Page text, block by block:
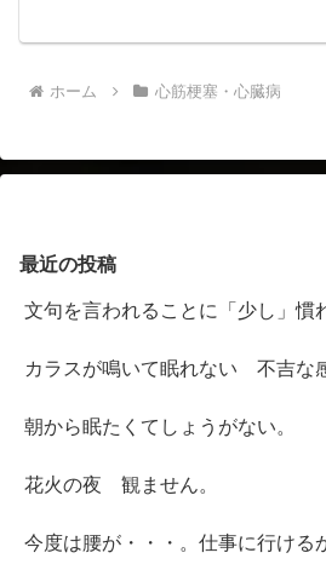
ホーム 心筋梗塞・心臓病
最近の投稿
文句を言われることに「少し」慣
カラスが鳴いて眠れない 不吉な
朝から眠たくてしょうがない。
花火の夜 観ません。
今度は腰が・・・。仕事に行ける